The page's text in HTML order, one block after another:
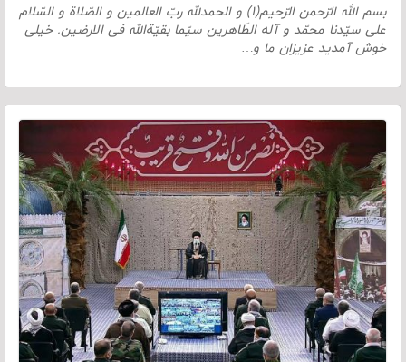
بسم الله الرّحمن الرّحیم(۱) و الحمدلله ربّ العالمین و الصّلاة و السّلام
علی سیّدنا محمّد و آله الطّاهرین سیّما بقیّةالله فی الارضین. خیلی
خوش ‌آمدید عزیزان ما و…